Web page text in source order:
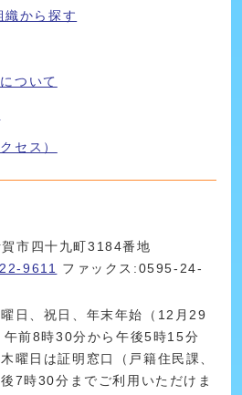
織から探す
ついて
セス）
市四十九町3184番地
9611
ファックス:0595-24-
日、祝日、年末年始（12月29
午前8時30分から午後5時15分
曜日は証明窓口（戸籍住民課、
7時30分までご利用いただけま